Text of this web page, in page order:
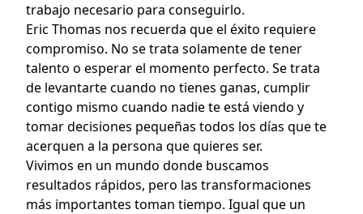
trabajo necesario para conseguirlo.
Eric Thomas nos recuerda que el éxito requiere
compromiso. No se trata solamente de tener
talento o esperar el momento perfecto. Se trata
de levantarte cuando no tienes ganas, cumplir
contigo mismo cuando nadie te está viendo y
tomar decisiones pequeñas todos los días que te
acerquen a la persona que quieres ser.
Vivimos en un mundo donde buscamos
resultados rápidos, pero las transformaciones
más importantes toman tiempo. Igual que un